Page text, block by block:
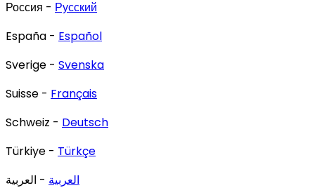
Россия - Русский
España - Español
Sverige - Svenska
Suisse - Français
Schweiz - Deutsch
Türkiye - Türkçe
العربية - العربية